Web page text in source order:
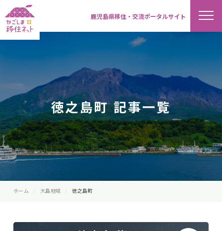
鹿児島県移住・交流ポータルサイト
徳之島町 記事一覧
ホーム 大島地域 徳之島町